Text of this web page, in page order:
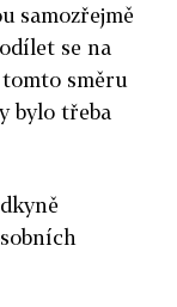
samozřejmě
se na
směru
bylo třeba